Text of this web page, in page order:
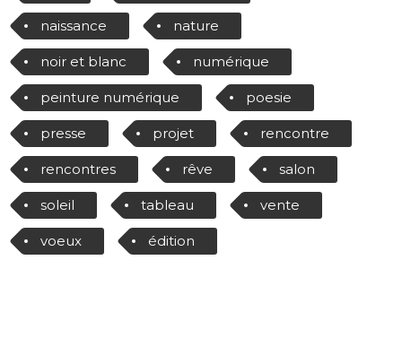
naissance nature
noir et blanc numérique
peinture numérique poesie
presse projet rencontre
rencontres rêve salon
soleil tableau vente
voeux édition